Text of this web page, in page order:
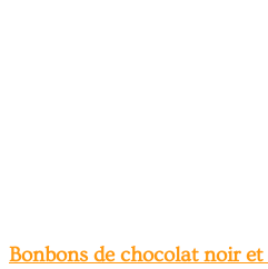
Bonbons de chocolat noir